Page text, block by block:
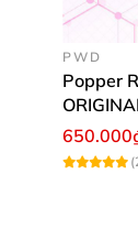
PWD
Popper